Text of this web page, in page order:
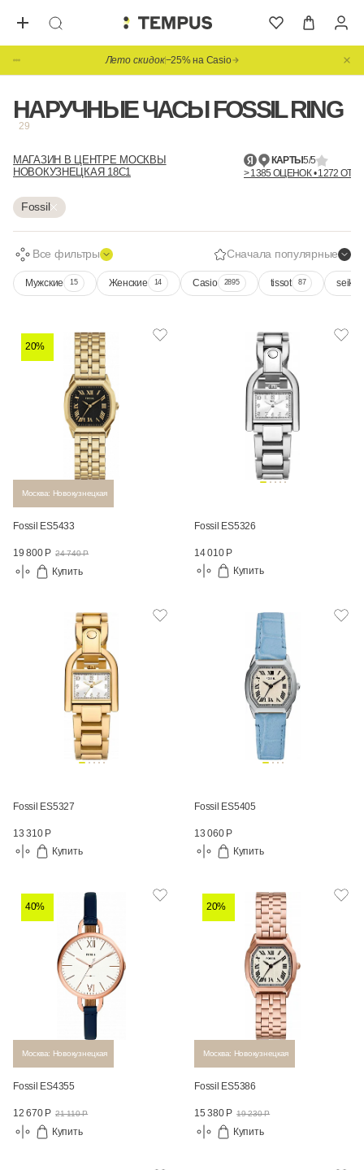
Лето скидок−25% на Casio
НАРУЧНЫЕ ЧАСЫ FOSSIL RING
29
МАГАЗИН В ЦЕНТРЕ МОСКВЫ
НОВОКУЗНЕЦКАЯ 18С1
КАРТЫ5/5
> 1385 ОЦЕНОК • 1272
Fossil
Все фильтры Сначала популярные
Мужские 15 Женские 14 Casio 2895 tissot 87 seiko
20%
Москва: Новокузнецкая
Fossil ES5433
19 800 Р 24 740 Р
Купить
Fossil ES5326
14 010 Р
Купить
Fossil ES5327
13 310 Р
Купить
Fossil ES5405
13 060 Р
Купить
40%
Москва: Новокузнецкая
Fossil ES4355
12 670 Р 21 110 Р
Купить
20%
Москва: Новокузнецкая
Fossil ES5386
15 380 Р 19 230 Р
Купить